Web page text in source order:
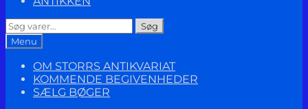
Søg
efter:
Søg
Menu
OM STORRS ANTIKVARIAT
KOMMENDE BEGIVENHEDER
SÆLG BØGER